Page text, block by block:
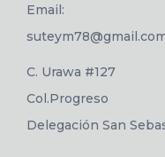
Email:
C. Urawa #127
Col.Progreso
Delegación San